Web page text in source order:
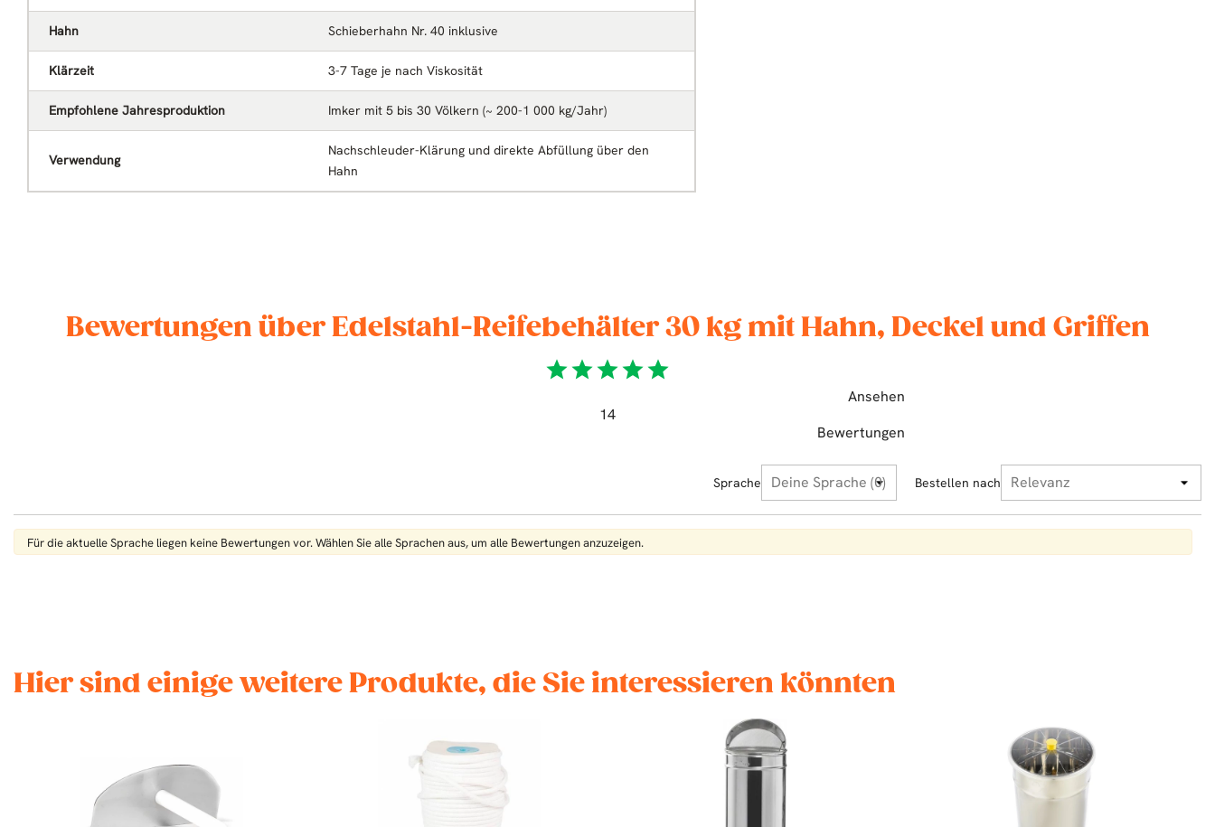
Hahn Schieberhahn Nr. 40 inklusive
Klärzeit 3-7 Tage je nach Viskosität
Empfohlene Jahresproduktion Imker mit 5 bis 30 Völkern (~ 200-1 000 kg/Jahr)
Verwendung
Nachschleuder-Klärung und direkte Abfüllung über den
Hahn
Bewertungen über Edelstahl-Reifebehälter 30 kg mit Hahn, Deckel und Griffen
starstarstarstarstar
Ansehen
14
Bewertungen
Sprache Bestellen nach
Für die aktuelle Sprache liegen keine Bewertungen vor. Wählen Sie alle Sprachen aus, um alle Bewertungen anzuzeigen.
Hier sind einige weitere Produkte, die Sie interessieren könnten